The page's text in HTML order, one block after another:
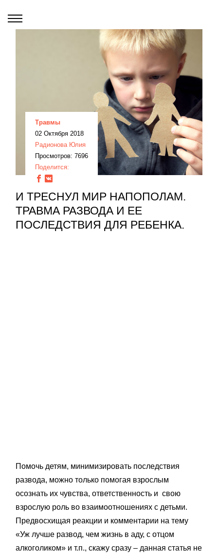
Травмы
02 Октября 2018
Радионова Юлия
Просмотров: 7696
Поделится:
И ТРЕСНУЛ МИР НАПОПОЛАМ.
ТРАВМА РАЗВОДА И ЕЕ
ПОСЛЕДСТВИЯ ДЛЯ РЕБЕНКА.
Помочь детям, минимизировать последствия
развода, можно только помогая взрослым
осознать их чувства, ответственность и свою
взрослую роль во взаимоотношениях с детьми.
Предвосхищая реакции и комментарии на тему
«Уж лучше развод, чем жизнь в аду, с отцом
алкоголиком» и т.п., скажу сразу – данная статья не